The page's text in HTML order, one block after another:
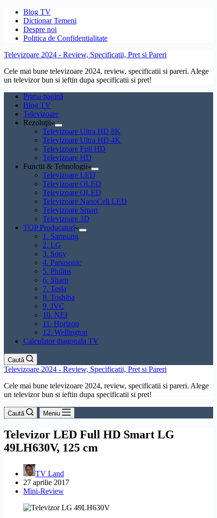
Blog TV
Dictionar Temeni
Despre noi
Politica de Confidentialitate
Televizoare 2024 - Review, Specificatii, Pret si Pareri
Cele mai bune televizoare 2024, review, specificatii si pareri. Alege
un televizor bun si ieftin dupa specificatii si pret!
Prima pagină
Blog TV
Televizoare
Rezoluţii
Televizoare Ultra HD 8K
Televizoare Ultra HD 4K
Televizoare Full HD
Televizoare HD
Functii & Tehnologii
Televizoare LED
Televizoare OLED
Televizoare QLED
Televizoare NanoCell LED
Televizoare Smart
Televizoare 3D
TOP Producatori
1. Samsung
2. LG
3. Sony
4. Panasonic
5. Philips
6. Sharp
7. Tesla
8. Toshiba
9. JVC
10. NEI
11. Horizon
12. Wellington
Calculator diagonala TV
Caută
Televizoare 2024 - Review, Specificatii, Pret si Pareri
Cele mai bune televizoare 2024, review, specificatii si pareri. Alege
un televizor bun si ieftin dupa specificatii si pret!
Caută Meniu
Televizor LED Full HD Smart LG
49LH630V, 125 cm
TV Land
27 aprilie 2017
Mini-Review